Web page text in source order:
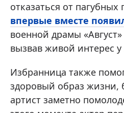
отказаться от
впервые вместе
военной драмы
вызвав живой интерес
Избранница также
здоровый образ жизни,
артист заметно